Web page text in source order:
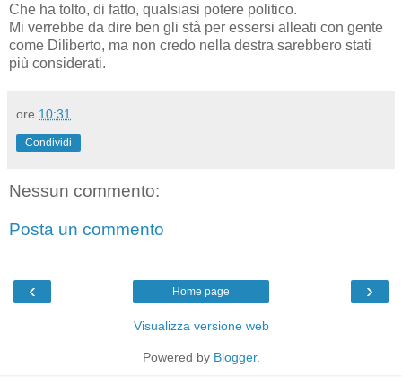
Che ha tolto, di fatto, qualsiasi potere politico.
Mi verrebbe da dire ben gli stà per essersi alleati con gente
come Diliberto, ma non credo nella destra sarebbero stati
più considerati.
ore 10:31
Condividi
Nessun commento:
Posta un commento
‹ ›
Home page
Visualizza versione web
Powered by Blogger.